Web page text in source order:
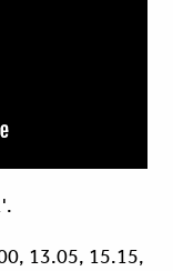
13.05, 15.15,